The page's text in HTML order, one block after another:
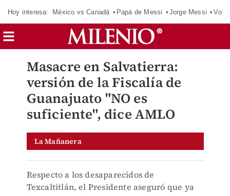
Hoy interesa: México vs Canadá Papá de Messi Jorge Messi
Masacre en Salvatierra:
versión de la Fiscalía de
Guanajuato "NO es
suficiente", dice AMLO
La Mañanera
Respecto a los desaparecidos de
Texcaltitlán, el Presidente aseguró que ya